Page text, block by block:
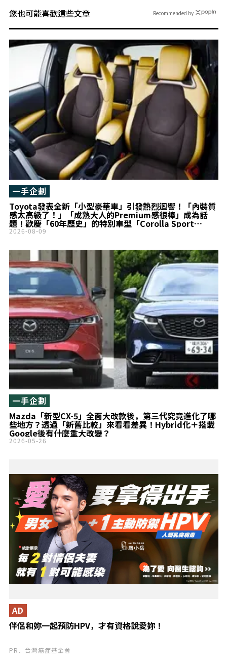
您也可能喜歡這些文章
Toyota發表全新「小型豪華車」引發熱烈迴響！「內裝質
感太高級了！」「成熟大人的Premium感很棒」成為話
題！歡慶「60年歷史」的特別車型「Corolla Sport
G“Z・ACTIVE ELEGANCE”」究竟是什麼？
一手企劃
2026-08-09
Mazda「新型CX-5」全面大改款後，第三代究竟進化了哪
些地方？透過「新舊比較」來看看差異！Hybrid化＋搭載
Google後有什麼重大改變？
一手企劃
2026-05-26
伴侶和妳一起預防HPV，才有資格說愛妳！
AD
PR．台灣癌症基金會
Recommended by